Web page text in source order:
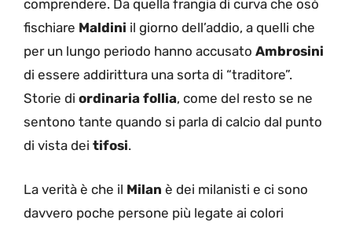
comprendere. Da quella frangia di curva che osò
fischiare Maldini il giorno dell’addio, a quelli che
per un lungo periodo hanno accusato Ambrosini
di essere addirittura una sorta di “traditore”.
Storie di ordinaria follia, come del resto se ne
sentono tante quando si parla di calcio dal punto
di vista dei tifosi.
La verità è che il Milan è dei milanisti e ci sono
davvero poche persone più legate ai colori